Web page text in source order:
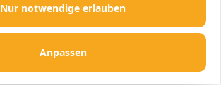
Nur notwendige erlauben
Anpassen